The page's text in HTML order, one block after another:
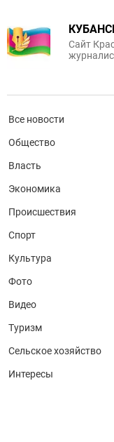
Сайт
Все новости
Общество
Власть
Экономика
Происшествия
Спорт
Культура
Фото
Видео
Туризм
Сельское хозяйство
Интересы